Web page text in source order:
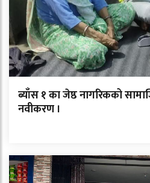
ब्याँस १ का जेष्ठ नागरिकको
नवीकरण ।